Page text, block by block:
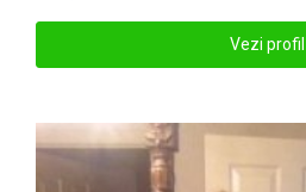
Vezi profil